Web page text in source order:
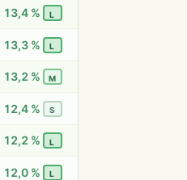
13,4 % L
13,3 % L
13,2 % M
12,4 % S
12,2 % L
12,0 % L